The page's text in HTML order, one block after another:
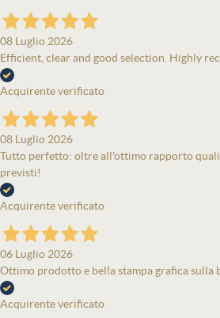
08 Luglio 2026
Efficient, clear and good selection. Highly
Acquirente verificato
08 Luglio 2026
Tutto perfetto: oltre all'ottimo rapporto
previsti!
Acquirente verificato
06 Luglio 2026
Ottimo prodotto e bella stampa grafica sulla
Acquirente verificato